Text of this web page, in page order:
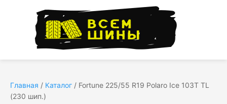
Главная / Каталог / Fortune 225/55 R19 Polaro Ice 103T TL
(230 шип.)